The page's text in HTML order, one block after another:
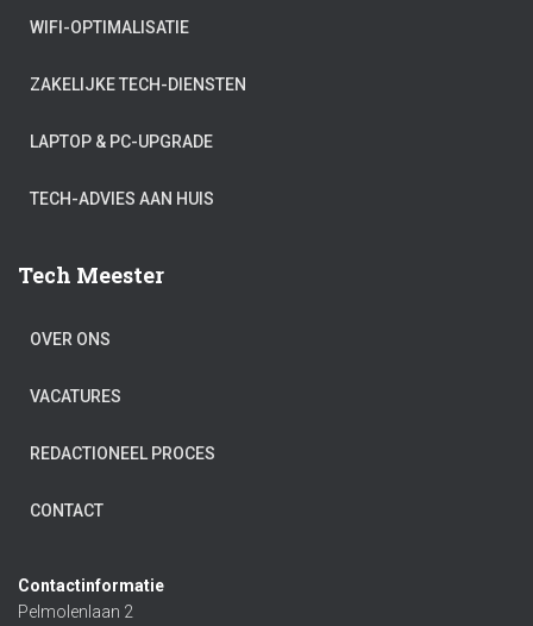
WIFI-OPTIMALISATIE
ZAKELIJKE TECH-DIENSTEN
LAPTOP & PC-UPGRADE
TECH-ADVIES AAN HUIS
Tech Meester
OVER ONS
VACATURES
REDACTIONEEL PROCES
CONTACT
Contactinformatie
Pelmolenlaan 2